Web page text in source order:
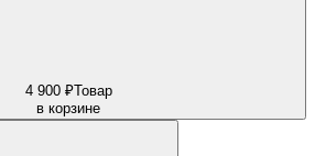
4 900 ₽Товар
в корзине